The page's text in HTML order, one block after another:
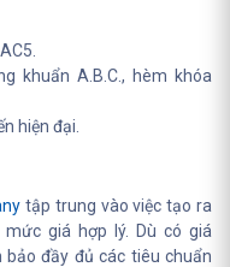
khuẩn A.B.C., hèm khóa
hiện đại.
tập trung vào việc tạo ra
giá hợp lý. Dù có giá
đầy đủ các tiêu chuẩn